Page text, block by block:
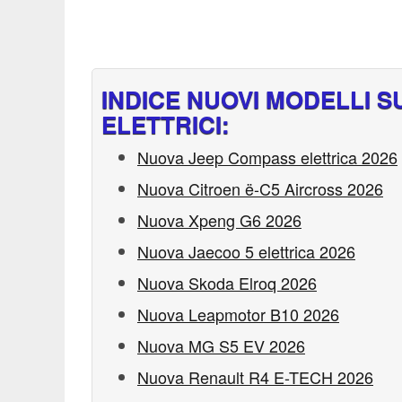
INDICE NUOVI MODELLI
ELETTRICI:
Nuova Jeep Compass elettrica 2026
Nuova Citroen ë-C5 Aircross 2026
Nuova Xpeng G6 2026
Nuova Jaecoo 5 elettrica 2026
Nuova Skoda Elroq 2026
Nuova Leapmotor B10 2026
Nuova MG S5 EV 2026
Nuova Renault R4 E-TECH 2026